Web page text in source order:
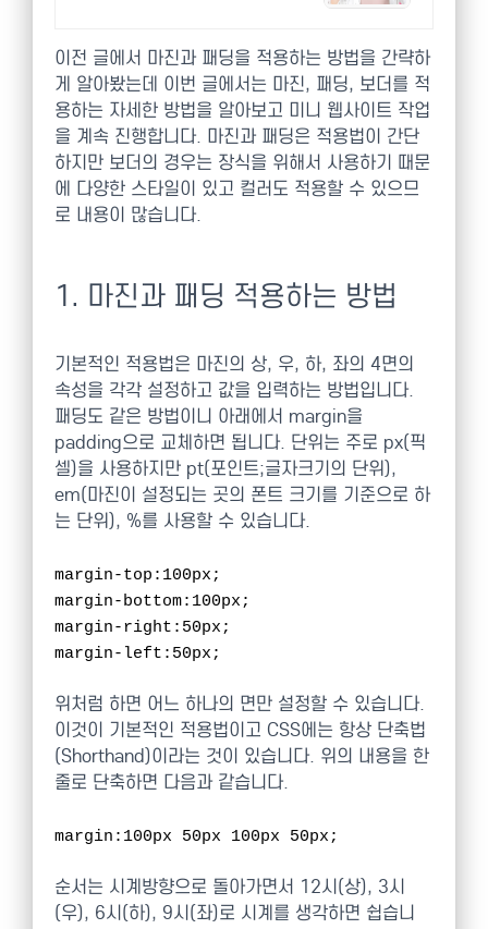
이전 글에서 마진과 패딩을 적용하는 방법을 간략하
게 알아봤는데 이번 글에서는 마진, 패딩, 보더를 적
용하는 자세한 방법을 알아보고 미니 웹사이트 작업
을 계속 진행합니다. 마진과 패딩은 적용법이 간단
하지만 보더의 경우는 장식을 위해서 사용하기 때문
에 다양한 스타일이 있고 컬러도 적용할 수 있으므
로 내용이 많습니다.
1. 마진과 패딩 적용하는 방법
기본적인 적용법은 마진의 상, 우, 하, 좌의 4면의
속성을 각각 설정하고 값을 입력하는 방법입니다.
패딩도 같은 방법이니 아래에서 margin을
padding으로 교체하면 됩니다. 단위는 주로 px(픽
셀)을 사용하지만 pt(포인트;글자크기의 단위),
em(마진이 설정되는 곳의 폰트 크기를 기준으로 하
는 단위), %를 사용할 수 있습니다.
margin-top:100px;
margin-bottom:100px;
margin-right:50px;
margin-left:50px;
위처럼 하면 어느 하나의 면만 설정할 수 있습니다.
이것이 기본적인 적용법이고 CSS에는 항상 단축법
(Shorthand)이라는 것이 있습니다. 위의 내용을 한
줄로 단축하면 다음과 같습니다.
margin:100px 50px 100px 50px;
순서는 시계방향으로 돌아가면서 12시(상), 3시
(우), 6시(하), 9시(좌)로 시계를 생각하면 쉽습니